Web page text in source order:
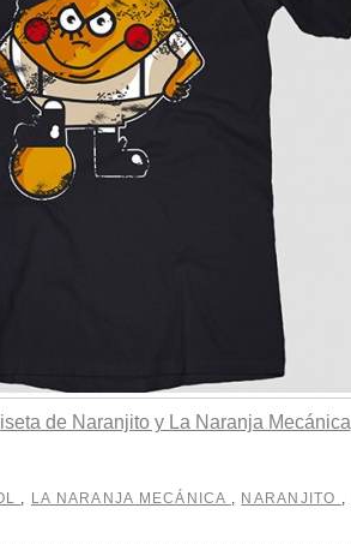
de Naranjito y La Naranja Mecánica
, LA NARANJA MECÁNICA , NARANJITO ,